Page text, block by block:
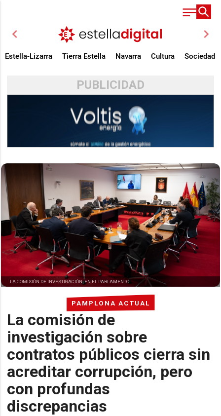
chevron_left chevron_right
Estella-Lizarra Tierra Estella Navarra Cultura Sociedad
PUBLICIDAD
PAMPLONA ACTUAL
La comisión de
investigación sobre
contratos públicos cierra sin
acreditar corrupción, pero
con profundas
discrepancias
LA COMISIÓN DE INVESTIGACIÓN, EN EL PARLAMENTO